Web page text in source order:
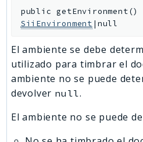
public getEnvironment()
SiiEnvironment |null
El ambiente se debe
utilizado para timbrar el
ambiente no se puede
devolver null.
El ambiente no se puede